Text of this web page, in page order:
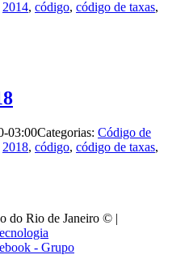
2014, código, código de taxas,
03:00Categorias: Código de
2018, código, código de taxas,
do Rio de Janeiro © |
- Grupo